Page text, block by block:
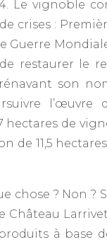
Le vignoble
crises :
Guerre
restaurer le
son
l’œuvre
de
de 11,5
chose ? Non ?
Château
à base